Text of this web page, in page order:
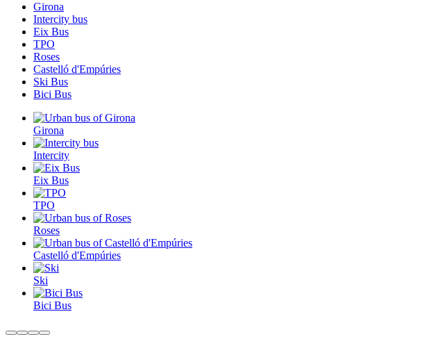
Girona
Intercity bus
Eix Bus
TPO
Roses
Castelló d'Empúries
Ski Bus
Bici Bus
Girona
Intercity
Eix Bus
TPO
Roses
Castelló d'Empúries
Ski
Bici Bus